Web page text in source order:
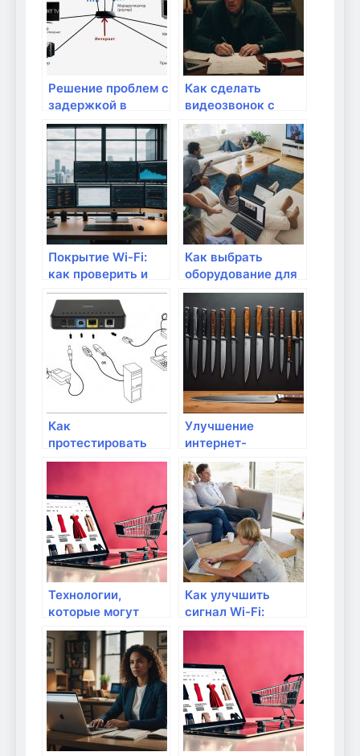
Решение проблем с
задержкой в
интернет-
соединении
Как сделать
видеозвонок с
высоким
качеством?
Покрытие Wi-Fi:
как проверить и
улучшить?
Как выбрать
оборудование для
потоковой
передачи видео
Как
протестировать
соединение на
Улучшение
интернет-
соединения для
учебы: советы и
рекомендации
Технологии,
которые могут
улучшить качество
вашего интернета
Как улучшить
сигнал Wi-Fi:
советы и трюки